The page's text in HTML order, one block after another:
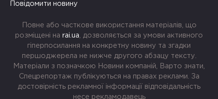
Повідомити новину
Повне або часткове використання матеріалів, що
розміщені на rai.ua , дозволяється за умови активного
гіперпосилання на конкретну новину та згадки
першоджерела не нижче другого абзацу тексту.
Матеріали з позначкою Новини компаній, Варто знати,
Спецрепортаж публікуються на правах реклами. За
достовірність рекламної інформації відповідальність
несе рекламодавець